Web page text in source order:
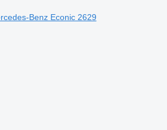
Benz Econic 2629